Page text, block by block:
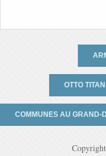
OTTO
COMMUNES AU GRAND-